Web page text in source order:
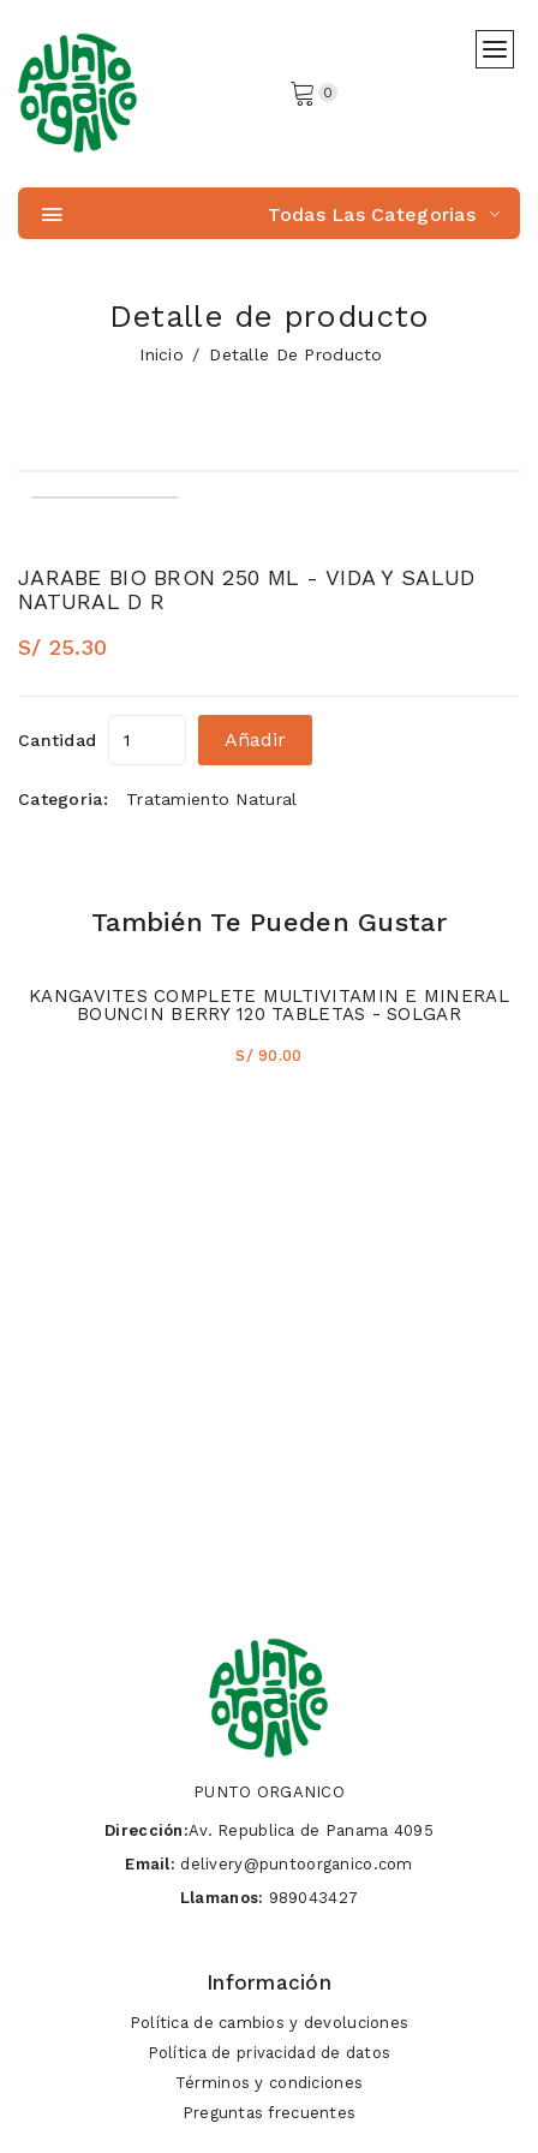
0
Todas Las Categorias
Detalle de producto
Inicio Detalle De Producto
JARABE BIO BRON 250 ML - VIDA Y SALUD
NATURAL D R
S/ 25.30
Cantidad Añadir
Categoria: Tratamiento Natural
También Te Pueden Gustar
KANGAVITES COMPLETE MULTIVITAMIN E MINERAL
BOUNCIN BERRY 120 TABLETAS - SOLGAR
S/ 90.00
PUNTO ORGANICO
Dirección:Av. Republica de Panama 4095
Email: delivery@puntoorganico.com
Llamanos: 989043427
Información
Política de cambios y devoluciones
Política de privacidad de datos
Términos y condiciones
Preguntas frecuentes